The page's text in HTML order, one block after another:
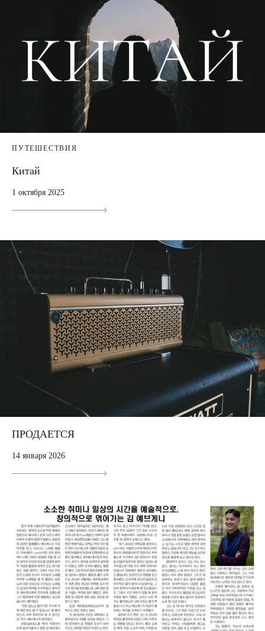
ПУТЕШЕСТВИЯ
Китай
1 октября 2025
ПРОДАЕТСЯ
14 января 2026